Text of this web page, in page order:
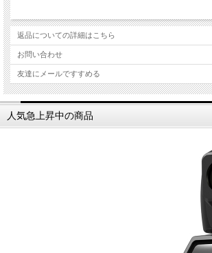
返品についての詳細はこちら
お問い合わせ
友達にメールですすめる
人気急上昇中の商品